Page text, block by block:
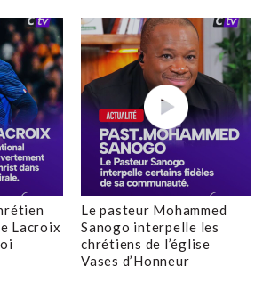
Lacroix
Le pasteur Mohammed
Sanogo interpelle les
chrétiens de l’église
Vases d’Honneur